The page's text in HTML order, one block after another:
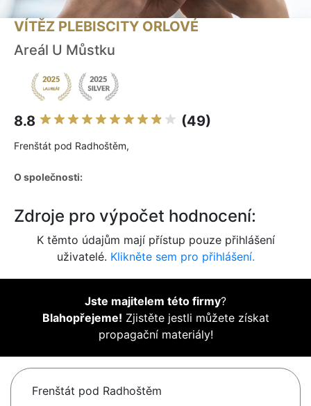
VÍTĚZ PLEBISCITY ORLOVÉ
Areál U Můstku
8.8 (49)
Frenštát pod Radhoštěm,
O společnosti:
Zdroje pro výpočet hodnocení:
K těmto údajům mají přístup pouze přihlášení
uživatelé. Klikněte sem pro přihlášení.
Jste majitelem této firmy?
Blahopřejeme! Zjistěte jestli můžete získat
propagační materiály!
Frenštát pod Radhoštěm